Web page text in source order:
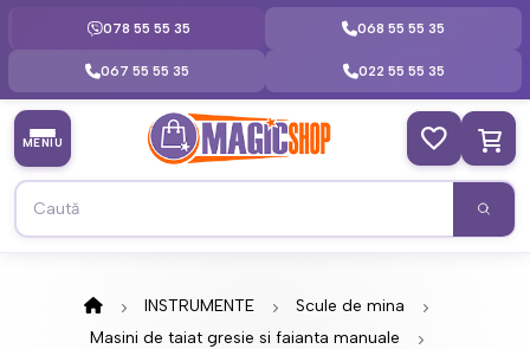
078 55 55 35 068 55 55 35
067 55 55 35 022 55 55 35
MENIU
INSTRUMENTE
Scule de mina
Masini de taiat gresie si faianta manuale